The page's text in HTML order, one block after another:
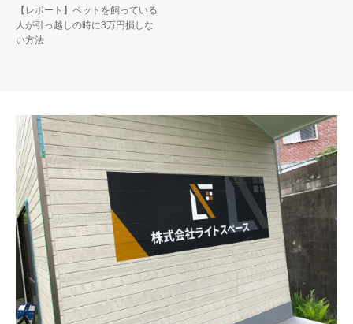
【レポート】ペットを飼っている
人が引っ越しの時に3万円損しな
い方法